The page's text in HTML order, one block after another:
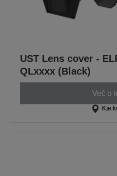
UST Lens cover -
QLxxxx (Black)
Več o
Kje